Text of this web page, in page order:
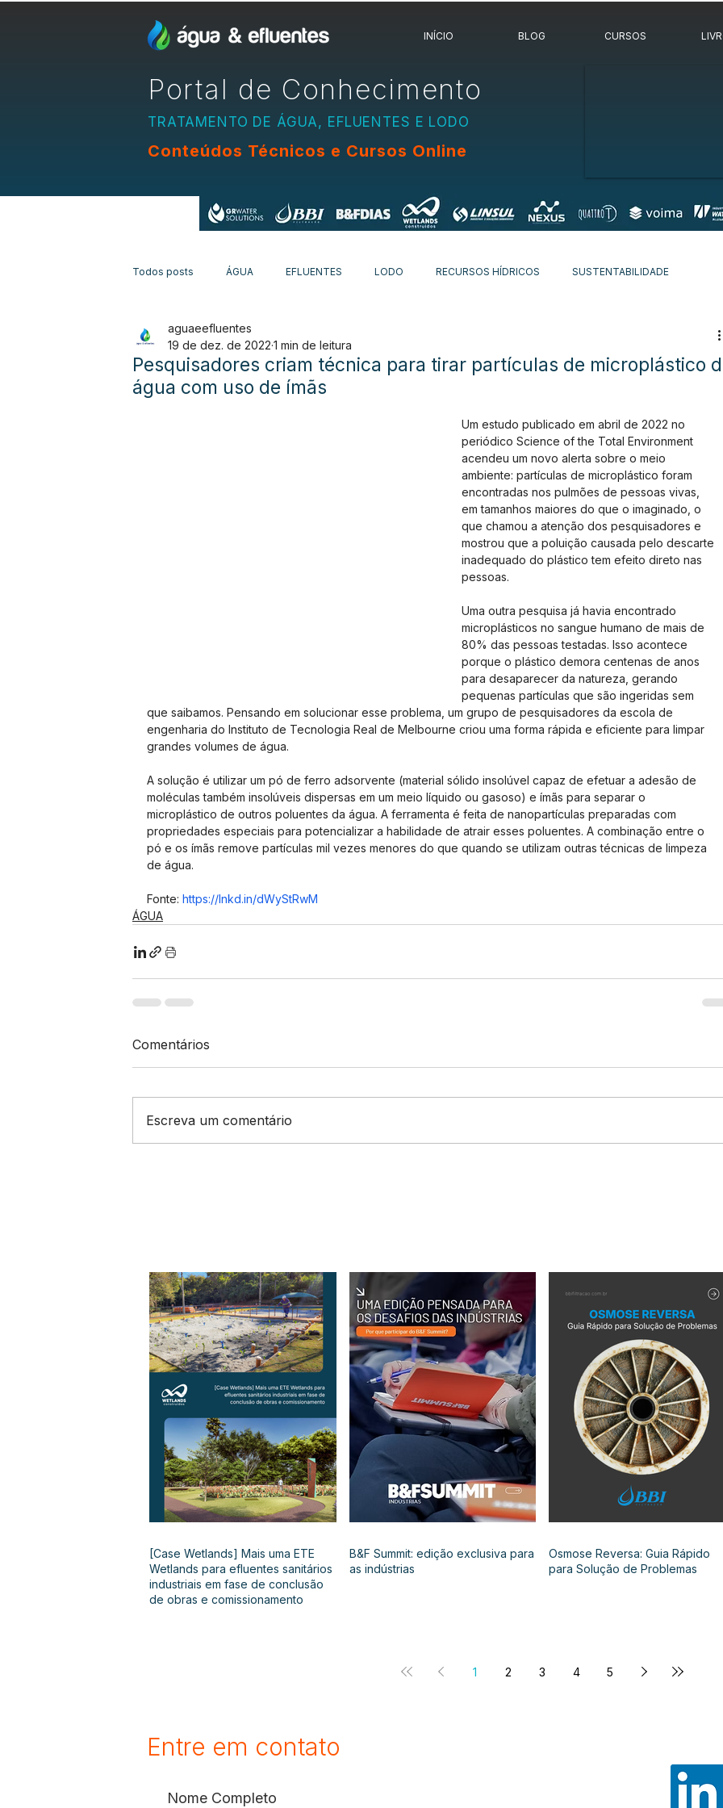
INÍCIO BLOG CURSOS
Portal de Conhecimento
TRATAMENTO DE ÁGUA, EFLUENTES E LODO
Conteúdos Técnicos e Cursos Online
Todos posts ÁGUA EFLUENTES LODO RECURSOS HÍDRICOS SUSTENTABILIDADE
EQUIPAMENTOS
Pesquisadores criam técnica para tirar partículas de microplástico
água com uso de ímãs
aguaeefluentes
19 de dez. de 2022 1 min de leitura
Um estudo publicado em abril de 2022 no
periódico Science of the Total Environment
acendeu um novo alerta sobre o meio
ambiente: partículas de microplástico foram
encontradas nos pulmões de pessoas vivas,
em tamanhos maiores do que o imaginado, o
que chamou a atenção dos pesquisadores e
mostrou que a poluição causada pelo descarte
inadequado do plástico tem efeito direto nas
pessoas.
Uma outra pesquisa já havia encontrado
microplásticos no sangue humano de mais de
80% das pessoas testadas. Isso acontece
porque o plástico demora centenas de anos
para desaparecer da natureza, gerando
pequenas partículas que são ingeridas sem
que saibamos. Pensando em solucionar esse problema, um grupo de pesquisadores da escola de
engenharia do Instituto de Tecnologia Real de Melbourne criou uma forma rápida e eficiente para limpar
grandes volumes de água.
A solução é utilizar um pó de ferro adsorvente (material sólido insolúvel capaz de efetuar a adesão de
moléculas também insolúveis dispersas em um meio líquido ou gasoso) e ímãs para separar o
microplástico de outros poluentes da água. A ferramenta é feita de nanopartículas preparadas com
propriedades especiais para potencializar a habilidade de atrair esses poluentes. A combinação entre o
pó e os ímãs remove partículas mil vezes menores do que quando se utilizam outras técnicas de limpeza
de água.
Fonte: https://lnkd.in/dWyStRwM
ÁGUA
Comentários
Escreva um comentário
[Case Wetlands] Mais uma ETE
Wetlands para efluentes sanitários
industriais em fase de conclusão
de obras e comissionamento
B&F Summit: edição exclusiva para
as indústrias
Osmose Reversa: Guia Rápido
para Solução de Problemas
1 2 3 4 5
Entre em contato